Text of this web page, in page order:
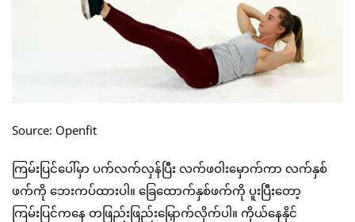
Source: Openfit
ကြမ်းပြင်ပေါ်မှာ ပက်လက်လှန်ပြီး လက်ဖဝါးမှောက်ကာ လက်နှစ်
ဖက်ကို ဘေးကပ်ထားပါ။ ခြေထောက်နှစ်ဖက်ကို ပူးပြီးတော့
ကြမ်းပြင်ကနေ တဖြည်းဖြည်းမြှောက်လိုက်ပါ။ ကိုယ်နေနိုင်